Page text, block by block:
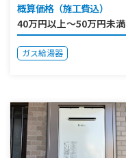
概算価格（施工費込）
40万円以上～50万円未満
ガス給湯器